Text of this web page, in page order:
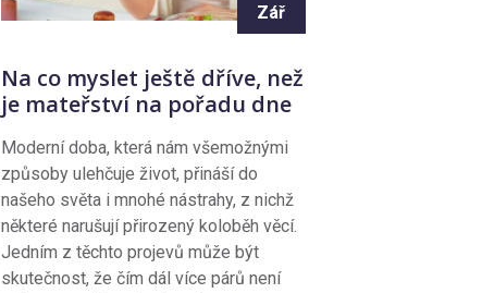
Zář
Na co myslet ještě dříve, než
je mateřství na pořadu dne
Moderní doba, která nám všemožnými
způsoby ulehčuje život, přináší do
našeho světa i mnohé nástrahy, z nichž
některé narušují přirozený koloběh věcí.
Jedním z těchto projevů může být
skutečnost, že čím dál více párů není